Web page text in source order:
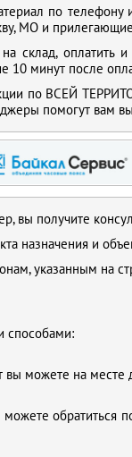
по телефону
МО и
склад, оплатить
10 минут после
по ВСЕЙ
помогут вам
вы получите
назначения и
указанным на
способами:
вы можете на
обратиться